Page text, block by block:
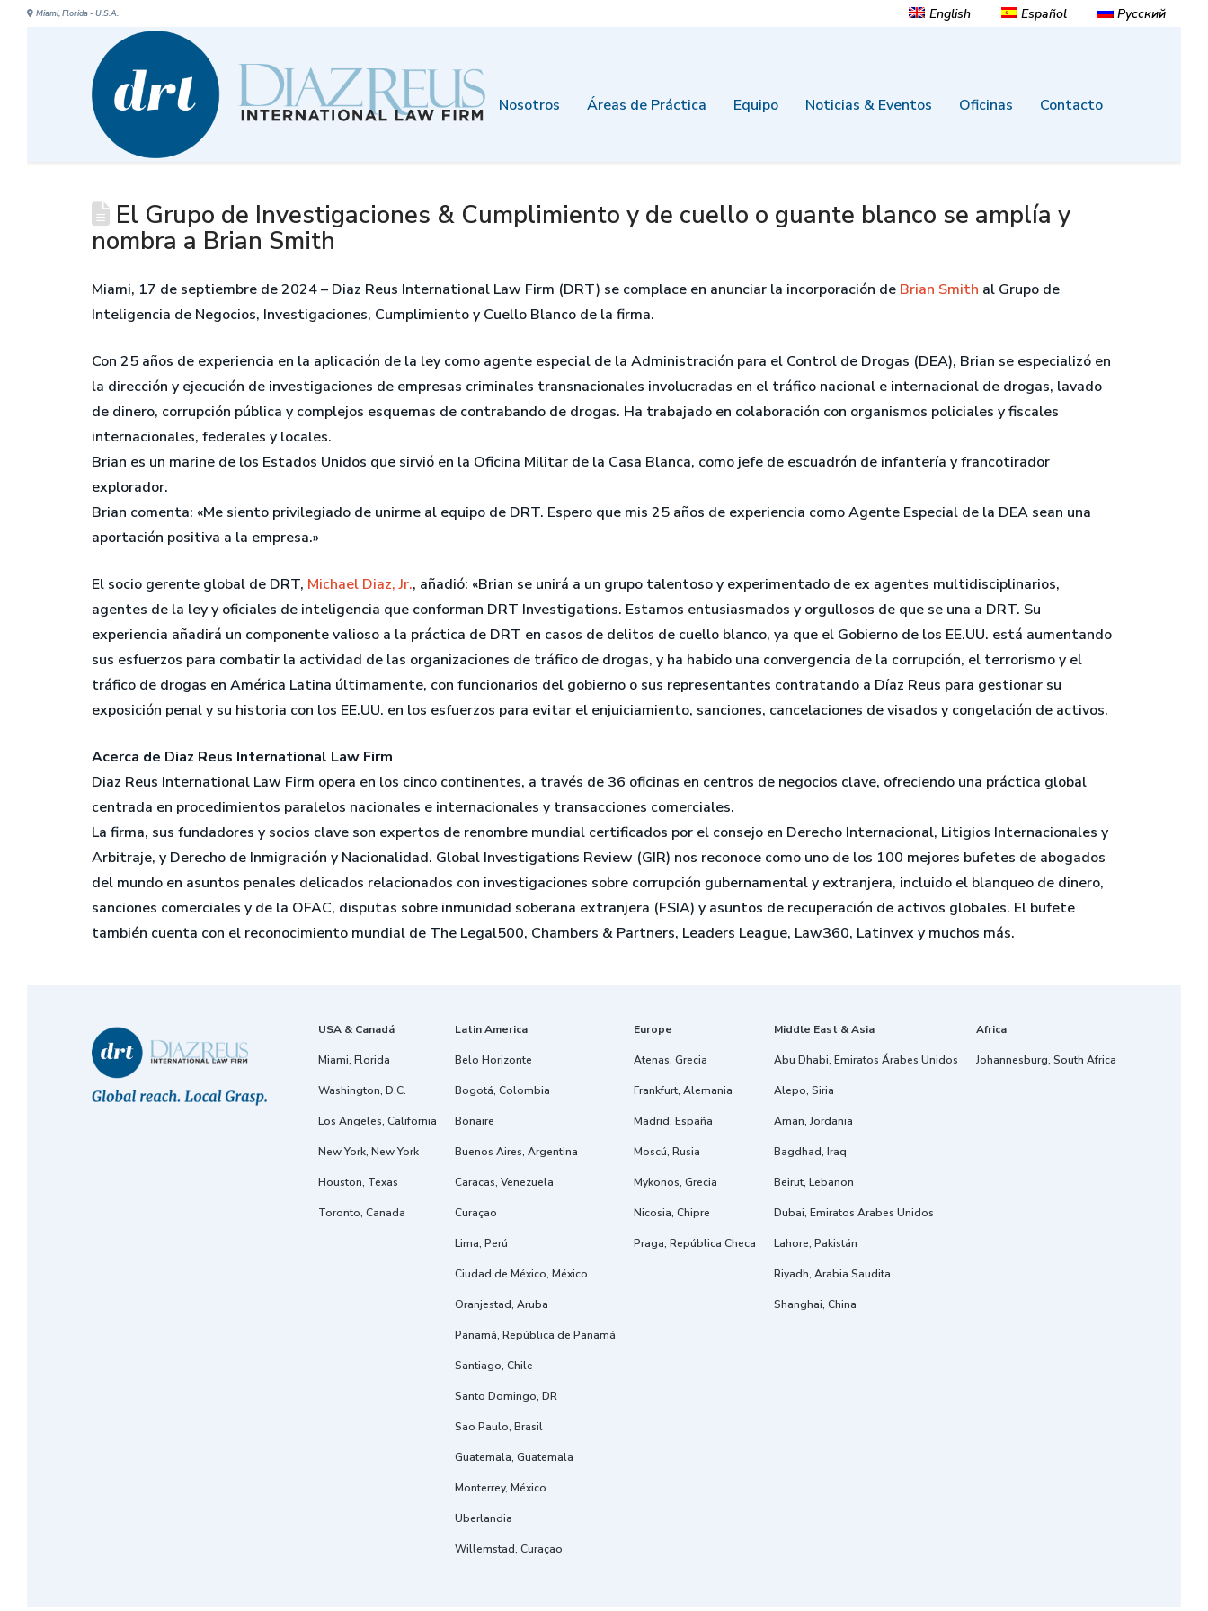
Miami, Florida - U.S.A. English Español Русский
Nosotros Áreas de Práctica Equipo Noticias & Eventos Oficinas Contacto
El Grupo de Investigaciones & Cumplimiento y de cuello o guante blanco se amplía y
nombra a Brian Smith
Miami, 17 de septiembre de 2024 – Diaz Reus International Law Firm (DRT) se complace en anunciar la incorporación de Brian Smith al Grupo de
Inteligencia de Negocios, Investigaciones, Cumplimiento y Cuello Blanco de la firma.
Con 25 años de experiencia en la aplicación de la ley como agente especial de la Administración para el Control de Drogas (DEA), Brian se especializó en
la dirección y ejecución de investigaciones de empresas criminales transnacionales involucradas en el tráfico nacional e internacional de drogas, lavado
de dinero, corrupción pública y complejos esquemas de contrabando de drogas. Ha trabajado en colaboración con organismos policiales y fiscales
internacionales, federales y locales.
Brian es un marine de los Estados Unidos que sirvió en la Oficina Militar de la Casa Blanca, como jefe de escuadrón de infantería y francotirador
explorador.
Brian comenta: «Me siento privilegiado de unirme al equipo de DRT. Espero que mis 25 años de experiencia como Agente Especial de la DEA sean una
aportación positiva a la empresa.»
El socio gerente global de DRT, Michael Diaz, Jr., añadió: «Brian se unirá a un grupo talentoso y experimentado de ex agentes multidisciplinarios,
agentes de la ley y oficiales de inteligencia que conforman DRT Investigations. Estamos entusiasmados y orgullosos de que se una a DRT. Su
experiencia añadirá un componente valioso a la práctica de DRT en casos de delitos de cuello blanco, ya que el Gobierno de los EE.UU. está aumentando
sus esfuerzos para combatir la actividad de las organizaciones de tráfico de drogas, y ha habido una convergencia de la corrupción, el terrorismo y el
tráfico de drogas en América Latina últimamente, con funcionarios del gobierno o sus representantes contratando a Díaz Reus para gestionar su
exposición penal y su historia con los EE.UU. en los esfuerzos para evitar el enjuiciamiento, sanciones, cancelaciones de visados y congelación de activos.
Acerca de Diaz Reus International Law Firm
Diaz Reus International Law Firm opera en los cinco continentes, a través de 36 oficinas en centros de negocios clave, ofreciendo una práctica global
centrada en procedimientos paralelos nacionales e internacionales y transacciones comerciales.
La firma, sus fundadores y socios clave son expertos de renombre mundial certificados por el consejo en Derecho Internacional, Litigios Internacionales y
Arbitraje, y Derecho de Inmigración y Nacionalidad. Global Investigations Review (GIR) nos reconoce como uno de los 100 mejores bufetes de abogados
del mundo en asuntos penales delicados relacionados con investigaciones sobre corrupción gubernamental y extranjera, incluido el blanqueo de dinero,
sanciones comerciales y de la OFAC, disputas sobre inmunidad soberana extranjera (FSIA) y asuntos de recuperación de activos globales. El bufete
también cuenta con el reconocimiento mundial de The Legal500, Chambers & Partners, Leaders League, Law360, Latinvex y muchos más.
USA & Canadá
Miami, Florida
Washington, D.C.
Los Angeles, California
New York, New York
Houston, Texas
Toronto, Canada
Latin America
Belo Horizonte
Bogotá, Colombia
Bonaire
Buenos Aires, Argentina
Caracas, Venezuela
Curaçao
Lima, Perú
Ciudad de México, México
Oranjestad, Aruba
Panamá, República de Panamá
Santiago, Chile
Santo Domingo, DR
Sao Paulo, Brasil
Guatemala, Guatemala
Monterrey, México
Uberlandia
Willemstad, Curaçao
Europe
Atenas, Grecia
Frankfurt, Alemania
Madrid, España
Moscú, Rusia
Mykonos, Grecia
Nicosia, Chipre
Praga, República Checa
Middle East & Asia
Abu Dhabi, Emiratos Árabes Unidos
Alepo, Siria
Aman, Jordania
Bagdhad, Iraq
Beirut, Lebanon
Dubai, Emiratos Arabes Unidos
Lahore, Pakistán
Riyadh, Arabia Saudita
Shanghai, China
Africa
Johannesburg, South Africa